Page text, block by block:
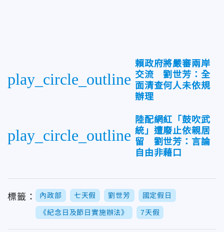
play_circle_outline
賴政府將嚴審兩岸
交流 劉世芳：全
面清查何人未依規
辦理
play_circle_outline
陸配網紅「鼓吹武
統」遭廢止依親居
留 劉世芳：言論
自由非藉口
標籤： 內政部 七天假 劉世芳 國定假日
《紀念日及節日實施辦法》 7天假